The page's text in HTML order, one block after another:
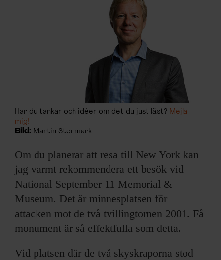
EVENEMANG & RESOR
KONTAKTA F&F
SKRIV I F&F
PRENUMERERA PÅ F&F
ANNONSERA I F&F
OM F&F
Har du tankar och idéer om det du just läst? Mejla
mig!
Bild: Martin Stenmark
Om du planerar att resa till New York kan
jag varmt rekommendera ett besök vid
National September 11 Memorial &
Museum. Det är minnesplatsen för
attacken mot de två tvillingtornen 2001. Få
monument är så effektfulla som detta.
Vid platsen där de två skyskraporna stod